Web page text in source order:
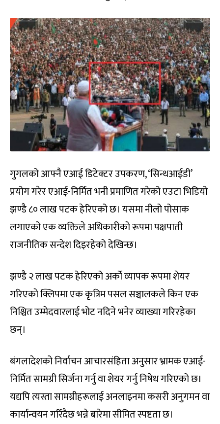
गुगलको आफ्नै एआई डिटेक्टर उपकरण, ‘सिन्थआईडी’
प्रयोग गरेर एआई-निर्मित भनी प्रमाणित गरेको एउटा भिडियो
झण्डै ८० लाख पटक हेरिएको छ। यसमा नीलो पोसाक
लगाएको एक व्यक्तिले अधिकारीको रूपमा पक्षपाती
राजनीतिक सन्देश दिइरहेको देखिन्छ।
झण्डै २ लाख पटक हेरिएको अर्को व्यापक रूपमा शेयर
गरिएको क्लिपमा एक कृत्रिम पसल सञ्चालकले किन एक
निश्चित उम्मेदवारलाई भोट नदिने भनेर व्याख्या गरिरहेका
छन्।
बंगलादेशको निर्वाचन आचारसंहिता अनुसार भ्रामक एआई-
निर्मित सामग्री सिर्जना गर्नु वा शेयर गर्नु निषेध गरिएको छ।
यद्यपि त्यस्ता सामग्रीहरूलाई अनलाइनमा कसरी अनुगमन वा
कार्यान्वयन गरिँदैछ भन्ने बारेमा सीमित स्पष्टता छ।